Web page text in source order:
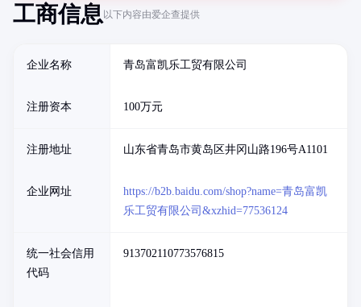
工商信息以下内容由爱企查提供
企业名称 青岛富凯乐工贸有限公司
注册资本 100万元
注册地址 山东省青岛市黄岛区井冈山路196号A1101
企业网址
https://b2b.baidu.com/shop?name=青岛富凯
乐工贸有限公司&xzhid=77536124
统一社会信用
代码
913702110773576815